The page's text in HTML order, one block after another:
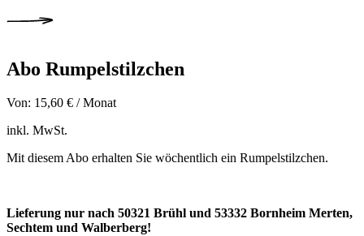
Abo Rumpelstilzchen
Von: 15,60 € / Monat
inkl. MwSt.
Mit diesem Abo erhalten Sie wöchentlich ein Rumpelstilzchen.
Lieferung nur nach 50321 Brühl und 53332 Bornheim Merten,
Sechtem und Walberberg!